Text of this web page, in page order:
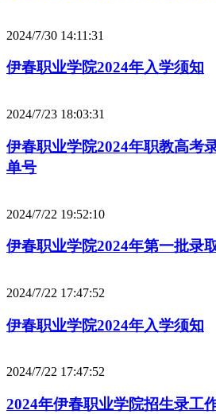
2024/7/30 14:11:31
伊春职业学院2024年入学须知
2024/7/23 18:03:31
伊春职业学院2024年职教高考
单号
2024/7/22 19:52:10
伊春职业学院2024年第一批录
2024/7/22 17:47:52
伊春职业学院2024年入学须知
2024/7/22 17:47:52
2024年伊春职业学院招生录工